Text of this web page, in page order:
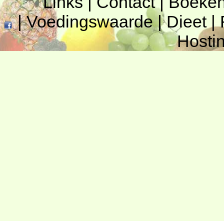
|Voedingswaarde|Dieet|